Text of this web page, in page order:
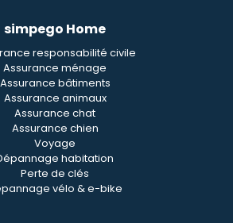
simpego Home
responsabilité civile
Assurance ménage
Assurance bâtiments
Assurance animaux
Assurance chat
Assurance chien
Voyage
habitation
Perte de clés
vélo & e-bike